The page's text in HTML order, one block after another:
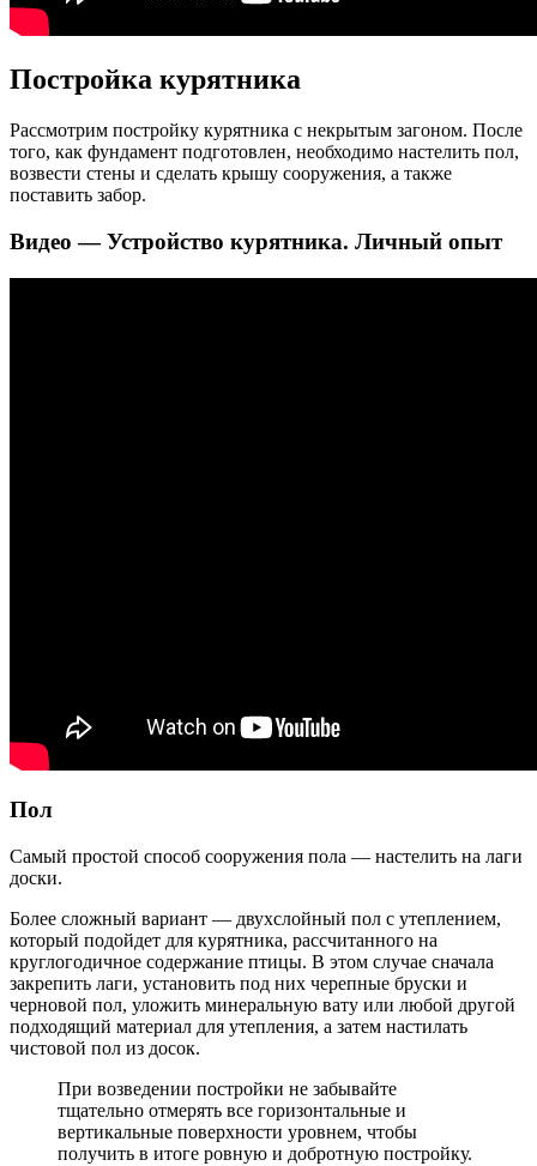
Постройка курятника
Рассмотрим постройку курятника с некрытым загоном. После
того, как фундамент подготовлен, необходимо настелить пол,
возвести стены и сделать крышу сооружения, а также
поставить забор.
Видео — Устройство курятника. Личный опыт
Пол
Самый простой способ сооружения пола — настелить на лаги
доски.
Более сложный вариант — двухслойный пол с утеплением,
который подойдет для курятника, рассчитанного на
круглогодичное содержание птицы. В этом случае сначала
закрепить лаги, установить под них черепные бруски и
черновой пол, уложить минеральную вату или любой другой
подходящий материал для утепления, а затем настилать
чистовой пол из досок.
При возведении постройки не забывайте
тщательно отмерять все горизонтальные и
вертикальные поверхности уровнем, чтобы
получить в итоге ровную и добротную постройку.